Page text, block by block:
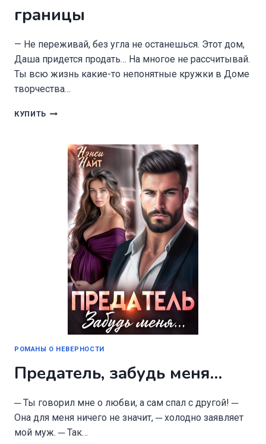
границы
— Не переживай, без угла не останешься. Этот дом,
Даша придется продать… На многое не рассчитывай.
Ты всю жизнь какие-то непонятные кружки в Доме
творчества…
КУПИТЬ ИЗМЕНА.
РОМАНЫ О НЕВЕРНОСТИ
Предатель, забудь меня…
─ Ты говорил мне о любви, а сам спал с другой! ─
Она для меня ничего не значит, ─ холодно заявляет
мой муж. ─ Так…